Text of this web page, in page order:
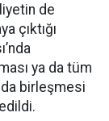
de
çıktığı
ya da tüm
birleşmesi